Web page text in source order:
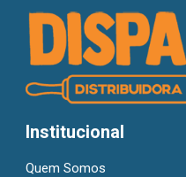
Institucional
Quem Somos